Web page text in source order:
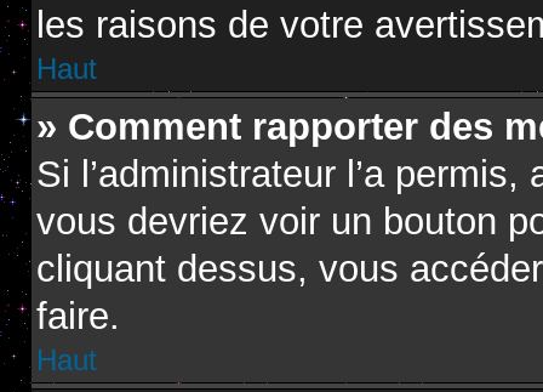
les raisons de votre
Haut
» Comment rapporter des
Si l’administrateur l’a
vous devriez voir un bouton
cliquant dessus, vous
faire.
Haut